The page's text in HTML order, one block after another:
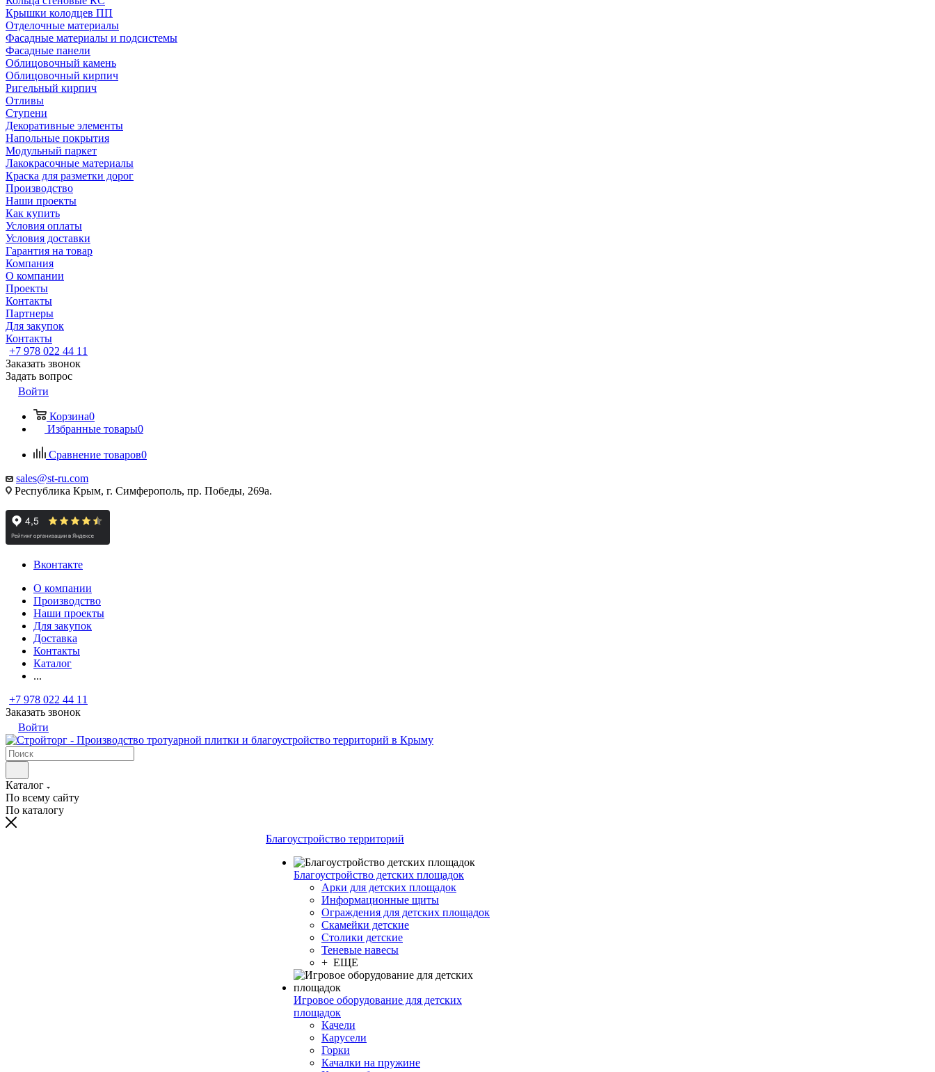
Крышки колодцев ПП
Отделочные материалы
Фасадные материалы и подсистемы
Фасадные панели
Облицовочный камень
Облицовочный кирпич
Ригельный кирпич
Отливы
Ступени
Декоративные элементы
Напольные покрытия
Модульный паркет
Лакокрасочные материалы
Краска для разметки дорог
Производство
Наши проекты
Как купить
Условия оплаты
Условия доставки
Гарантия на товар
Компания
О компании
Проекты
Контакты
Партнеры
Для закупок
Контакты
+7 978 022 44 11
Заказать звонок
Задать вопрос
Войти
Корзина0
Избранные товары0
Сравнение товаров0
sales@st-ru.com
Республика Крым, г. Симферополь, пр. Победы, 269а.
Вконтакте
О компании
Производство
Наши проекты
Для закупок
Доставка
Контакты
Каталог
...
+7 978 022 44 11
Заказать звонок
Войти
Каталог
По всему сайту
По каталогу
Благоустройство территорий
Благоустройство детских площадок
Арки для детских площадок
Информационные щиты
Ограждения для детских площадок
Скамейки детские
Столики детские
Теневые навесы
+ ЕЩЕ
Игровое оборудование для детских
площадок
Качели
Карусели
Горки
Качалки на пружине